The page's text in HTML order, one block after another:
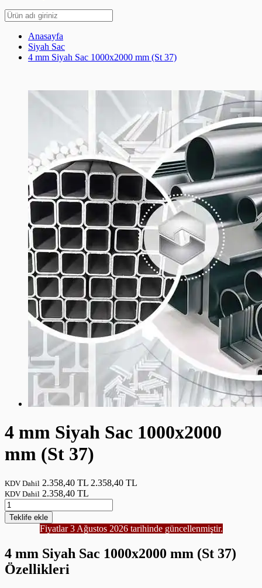
Anasayfa
Siyah Sac
4 mm Siyah Sac 1000x2000 mm (St 37)
4 mm Siyah Sac 1000x2000
mm (St 37)
KDV Dahil 2.358,40 TL 2.358,40 TL
KDV Dahil 2.358,40 TL
Teklife ekle
Fiyatlar 3 Ağustos 2026 tarihinde güncellenmiştir.
4 mm Siyah Sac 1000x2000 mm (St 37)
Özellikleri